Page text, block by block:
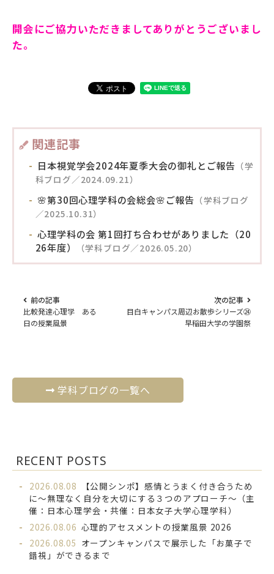
開会にご協力いただきましてありがとうございまし
た。
関連記事
日本視覚学会2024年夏季大会の御礼とご報告 （学
科ブログ／2024.09.21）
🌸第30回心理学科の会総会🌸ご報告 （学科ブログ
／2025.10.31）
心理学科の会 第1回打ち合わせがありました（20
26年度）
（学科ブログ／2026.05.20）
前の記事
比較発達心理学 ある
日の授業風景
次の記事
目白キャンパス周辺お散歩シリーズ㉔
早稲田大学の学園祭
学科ブログの一覧へ
RECENT POSTS
2026.08.08
【公開シンポ】感情とうまく付き合うため
に～無理なく自分を大切にする３つのアプローチ～（主
催：日本心理学会・共催：日本女子大学心理学科）
2026.08.06 心理的アセスメントの授業風景 2026
2026.08.05 オープンキャンパスで展示した「お菓子で
錯視」ができるまで